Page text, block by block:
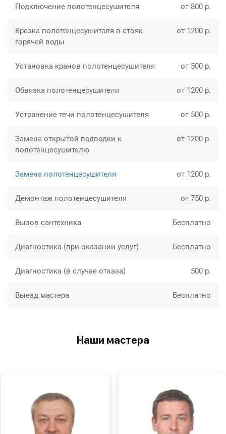
Подключение полотенцесушителя от 800 р.
Врезка полотенцесушителя в стояк
горячей воды
от 1200 р.
Установка кранов полотенцесушителя от 500 р.
Обвязка полотенцесушителя от 1200 р.
Устранение течи полотенцесушителя от 500 р.
Замена открытой подводки к
полотенцесушителю
от 1200 р.
Замена полотенцесушителя от 1200 р.
Демонтаж полотенцесушителя от 750 р.
Вызов сантехника Бесплатно
Диагностика (при оказании услуг) Бесплатно
Диагностика (в случае отказа) 500 р.
Выезд мастера Бесплатно
Наши мастера